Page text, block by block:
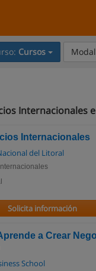
Cursos
Internacionales
Internacionales
del Litoral
Solicita información
a Crear
School